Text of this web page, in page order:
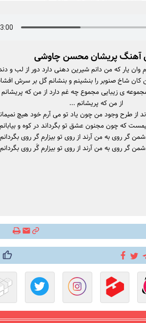
آهنگ پریشان محسن چاوشی
یار که من دانم شیرین دهنی دارد دور از لب و
کان شاخ صنوبر را بنشینم و بنشانم گل بر سرش
ی زیبایی مجموع چه غم دارد از من که پریشانم
از من که پریشانم ...
از طرح وجود من چون یاد تو می آرم خود هیچ
که چون مجنون عشق تو بگرداند در کوه و بیابانم
گر روی به من آرند از روی تو بیزارم گر روی بگردانم
گر روی به من آرند از روی تو بیزارم گَر روی بگردانم